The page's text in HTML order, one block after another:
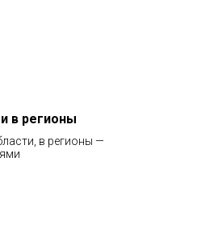
в регионы
в регионы —